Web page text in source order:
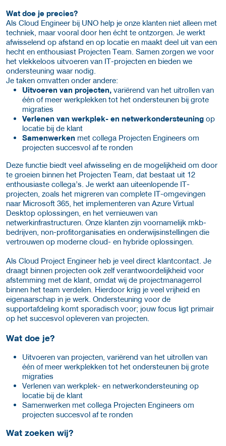
Wat doe je precies?
Als Cloud Engineer bij UNO help je onze klanten niet alleen met
techniek, maar vooral door hen écht te ontzorgen. Je werkt
afwisselend op afstand en op locatie en maakt deel uit van een
hecht en enthousiast Projecten Team. Samen zorgen we voor
het vlekkeloos uitvoeren van IT-projecten en bieden we
ondersteuning waar nodig.
Je taken omvatten onder andere:
Uitvoeren van projecten, variërend van het uitrollen van
één of meer werkplekken tot het ondersteunen bij grote
migraties
Verlenen van werkplek- en netwerkondersteuning op
locatie bij de klant
Samenwerken met collega Projecten Engineers om
projecten succesvol af te ronden
Deze functie biedt veel afwisseling en de mogelijkheid om door
te groeien binnen het Projecten Team, dat bestaat uit 12
enthousiaste collega’s. Je werkt aan uiteenlopende IT-
projecten, zoals het migreren van complete IT-omgevingen
naar Microsoft 365, het implementeren van Azure Virtual
Desktop oplossingen, en het vernieuwen van
netwerkinfrastructuren. Onze klanten zijn voornamelijk mkb-
bedrijven, non-profitorganisaties en onderwijsinstellingen die
vertrouwen op moderne cloud- en hybride oplossingen.
Als Cloud Project Engineer heb je veel direct klantcontact. Je
draagt binnen projecten ook zelf verantwoordelijkheid voor
afstemming met de klant, omdat wij de projectmanagerrol
binnen het team verdelen. Hierdoor krijg je veel vrijheid en
eigenaarschap in je werk. Ondersteuning voor de
supportafdeling komt sporadisch voor; jouw focus ligt primair
op het succesvol opleveren van projecten.
Wat doe je?
Uitvoeren van projecten, variërend van het uitrollen van
één of meer werkplekken tot het ondersteunen bij grote
migraties
Verlenen van werkplek- en netwerkondersteuning op
locatie bij de klant
Samenwerken met collega Projecten Engineers om
projecten succesvol af te ronden
Wat zoeken wij?